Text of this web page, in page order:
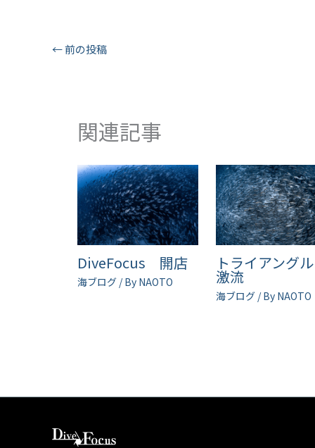
←前の投稿
関連記事
DiveFocus 開店
海ブログ/ By NAOTO
トライアン
激流
海ブログ / By NAOTO